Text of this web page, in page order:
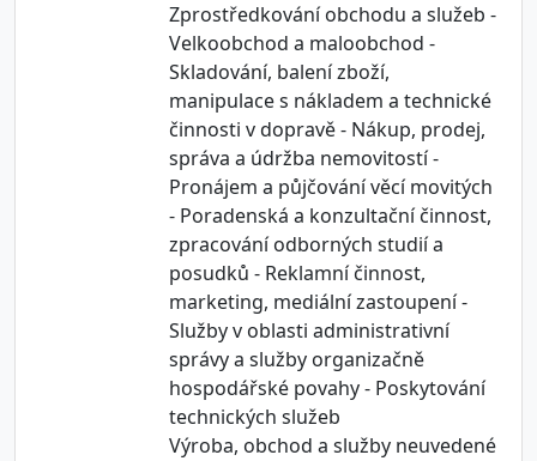
Zprostředkování obchodu a služeb -
Velkoobchod a maloobchod -
Skladování, balení zboží,
manipulace s nákladem a technické
činnosti v dopravě - Nákup, prodej,
správa a údržba nemovitostí -
Pronájem a půjčování věcí movitých
- Poradenská a konzultační činnost,
zpracování odborných studií a
posudků - Reklamní činnost,
marketing, mediální zastoupení -
Služby v oblasti administrativní
správy a služby organizačně
hospodářské povahy - Poskytování
technických služeb
Výroba, obchod a služby neuvedené